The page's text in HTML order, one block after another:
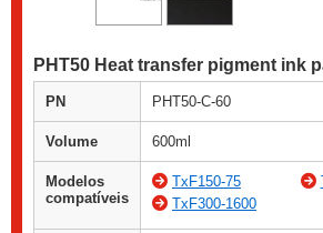
PHT50 Heat transfer pigment ink
PN PHT50-C-60
Volume 600ml
Modelos
compatíveis
TxF150-75
TxF300-1600